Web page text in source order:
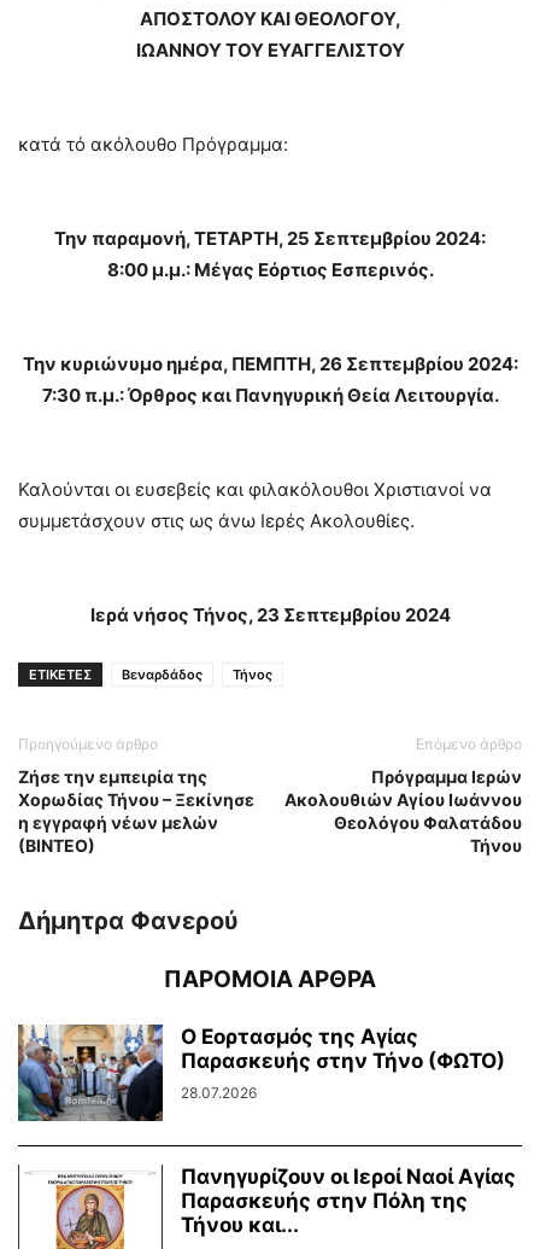
ΑΠΟΣΤΟΛΟΥ ΚΑΙ ΘΕΟΛΟΓΟΥ,
ΙΩΑΝΝΟΥ ΤΟΥ ΕΥΑΓΓΕΛΙΣΤΟΥ
κατά τό ακόλουθο Πρόγραμμα:
Την παραμονή, ΤΕΤΑΡΤΗ, 25 Σεπτεμβρίου 2024:
8:00 μ.μ.: Μέγας Εόρτιος Εσπερινός.
Την κυριώνυμο ημέρα, ΠΕΜΠΤΗ, 26 Σεπτεμβρίου 2024:
7:30 π.μ.: Όρθρος και Πανηγυρική Θεία Λειτουργία.
Καλούνται οι ευσεβείς και φιλακόλουθοι Χριστιανοί να
συμμετάσχουν στις ως άνω Ιερές Ακολουθίες.
Ιερά νήσος Τήνος, 23 Σεπτεμβρίου 2024
ΕΤΙΚΕΤΕΣ Βεναρδάδος Τήνος
Προηγούμενο άρθρο
Ζήσε την εμπειρία της
Χορωδίας Τήνου – Ξεκίνησε
η εγγραφή νέων μελών
(ΒΙΝΤΕΟ)
Επόμενο άρθρο
Πρόγραμμα Ιερών
Ακολουθιών Αγίου Ιωάννου
Θεολόγου Φαλατάδου
Τήνου
Δήμητρα Φανερού
ΠΑΡΟΜΟΙΑ ΑΡΘΡΑ
Ο Εορτασμός της Αγίας
Παρασκευής στην Τήνο (ΦΩΤΟ)
28.07.2026
Πανηγυρίζουν οι Ιεροί Ναοί Αγίας
Παρασκευής στην Πόλη της
Τήνου και...